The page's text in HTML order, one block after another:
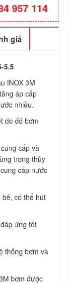
957 114
giá
5.5
INOX 3M
áp cấp
nhiều.
do đó bơm
cấp và
trong thủy
cấp nước
có thể hút
ứng tốt
thống bơm và
bơm được